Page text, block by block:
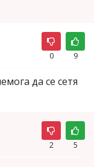
0 9
да се сетя
2 5